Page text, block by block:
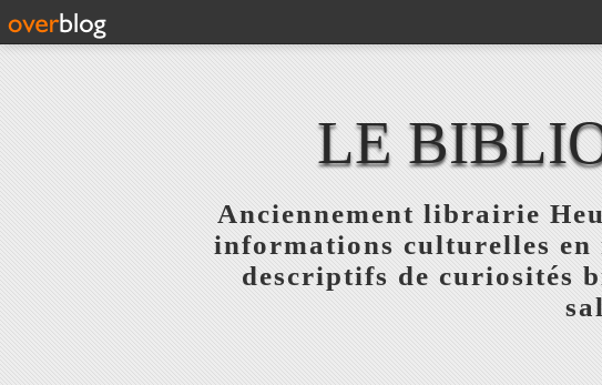
LE
Anciennement librairie
informations culturelles en
descriptifs de curiosités